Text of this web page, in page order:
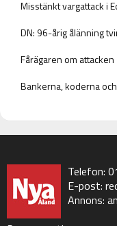
Misstänkt vargattack i
DN: 96-årig ålänning
Fårägaren om
Bankerna, koderna
Telefon:
E-post:
Annons: